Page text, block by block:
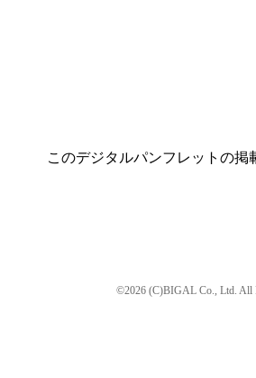
このデジタルパンフレットの掲
©2026 (C)BIGAL Co., Ltd. All